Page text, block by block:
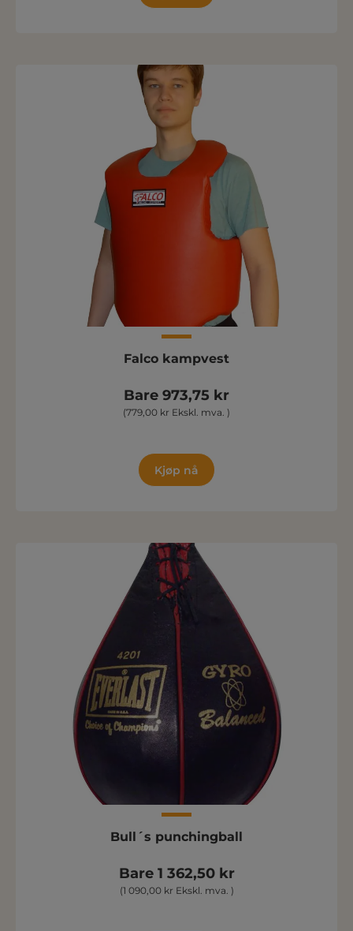
Falco kampvest
Bare 973,75 kr
(779,00 kr Ekskl. mva. )
Kjøp nå
Bull´s punchingball
Bare 1 362,50 kr
(1 090,00 kr Ekskl. mva. )